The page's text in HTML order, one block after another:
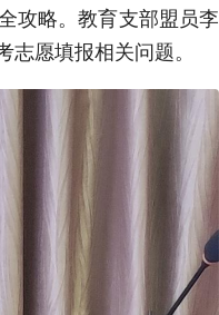
攻略。教育支部盟员李
愿填报相关问题。